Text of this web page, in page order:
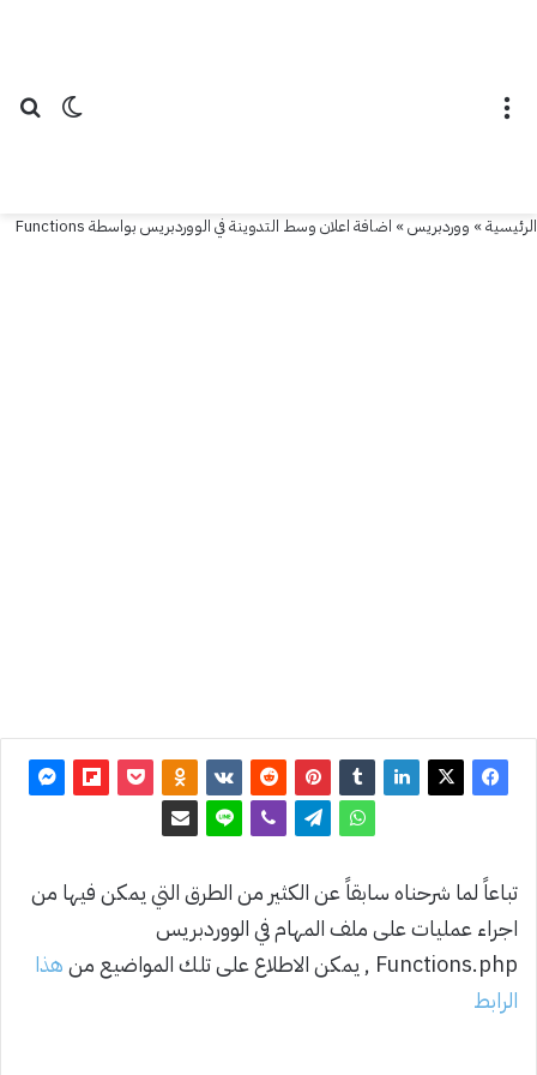
الوضع
الرئيسية» ووردبريس» اضافة اعلان وسط التدوينة في الووردبريس بواسطة Functions
اعلان
وسط
في
تباعاً لما شرحناه سابقاً عن الكثير من الطرق التي يمكن فيها من
اجراء عمليات على ملف المهام في الووردبريس
Functions.php , يمكن الاطلاع على تلك المواضيع من
هذا
الرابط